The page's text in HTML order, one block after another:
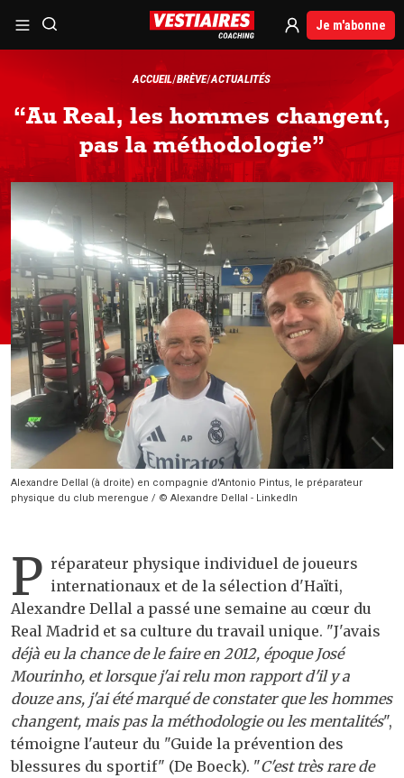
Je m'abonne
ACCUEIL BRÈVE ACTUALITÉS
“Au Real, les hommes changent,
pas la méthodologie”
Alexandre Dellal (à droite) en compagnie d'Antonio Pintus, le préparateur
physique du club merengue / © Alexandre Dellal - LinkedIn
P réparateur physique individuel de joueurs
internationaux et de la sélection d'Haïti,
Alexandre Dellal a passé une semaine au cœur du
Real Madrid et sa culture du travail unique. "J'avais
déjà eu la chance de le faire en 2012, époque José
Mourinho, et lorsque j'ai relu mon rapport d'il y a
douze ans, j'ai été marqué de constater que les hommes
changent, mais pas la méthodologie ou les mentalités",
témoigne l'auteur du "Guide la prévention des
blessures du sportif" (De Boeck). "C'est très rare de